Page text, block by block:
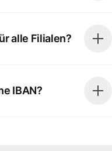
alle Filialen?
IBAN?